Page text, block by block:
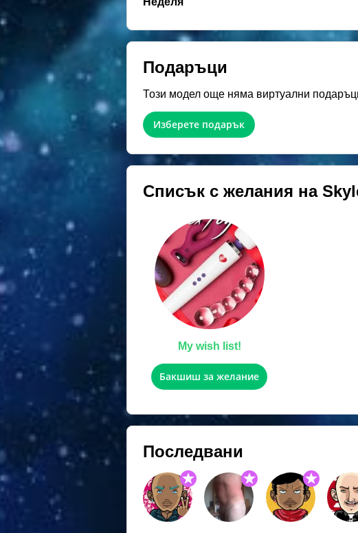
Подаръци
Този модел още няма виртуални
Изберете подарък
Списък с желания на
My wish list!
Бакшиш за желание
Последвани